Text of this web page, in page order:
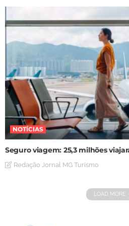
NOTÍCIAS
Seguro viagem: 25,3 milhões
Redação Jornal MG Turismo
LOAD MORE